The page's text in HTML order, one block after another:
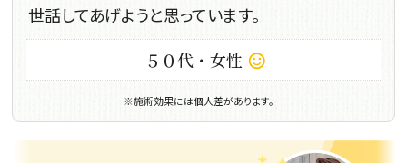
世話してあげようと思っています。
５０代・女性 sentiment_satisfied_alt
※施術効果には個人差があります。